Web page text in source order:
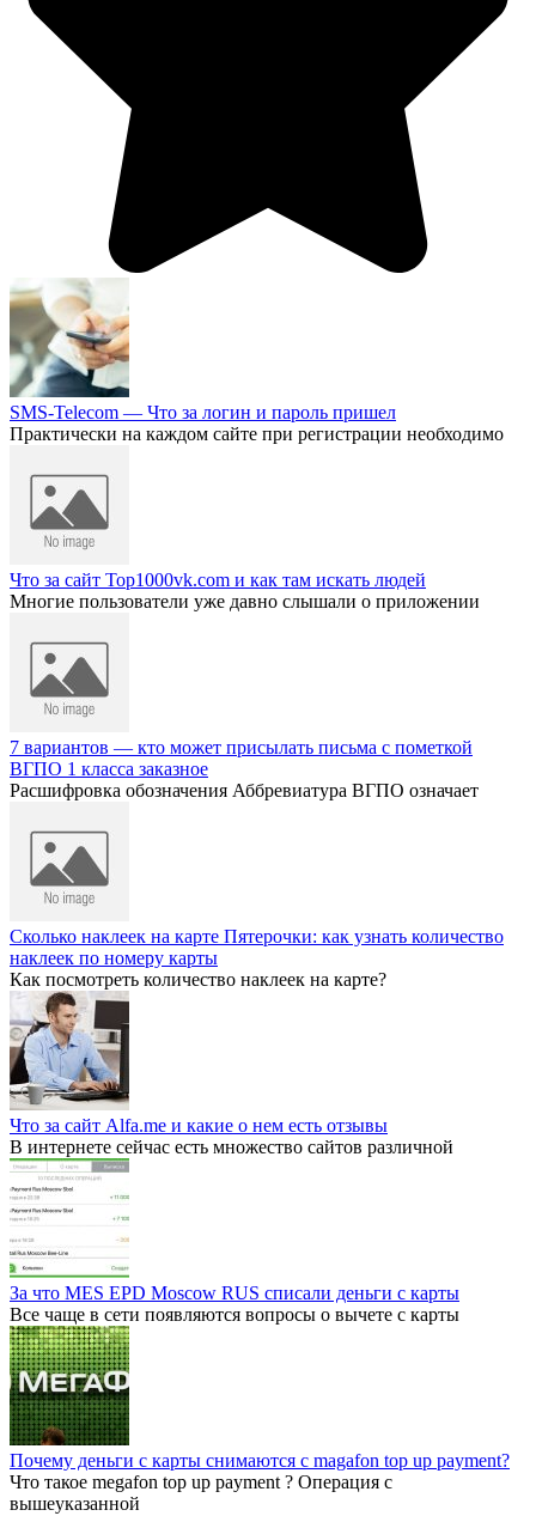
SMS-Telecom — Что за логин и пароль пришел
Практически на каждом сайте при регистрации необходимо
Что за сайт Top1000vk.com и как там искать людей
Многие пользователи уже давно слышали о приложении
7 вариантов — кто может присылать письма с пометкой
ВГПО 1 класса заказное
Расшифровка обозначения Аббревиатура ВГПО означает
Сколько наклеек на карте Пятерочки: как узнать количество
наклеек по номеру карты
Как посмотреть количество наклеек на карте?
Что за сайт Alfa.me и какие о нем есть отзывы
В интернете сейчас есть множество сайтов различной
За что MES EPD Moscow RUS списали деньги с карты
Все чаще в сети появляются вопросы о вычете с карты
Почему деньги с карты снимаются с magafon top up payment?
Что такое megafon top up payment ? Операция с
вышеуказанной